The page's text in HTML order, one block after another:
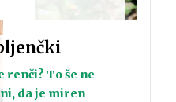
renči? To še ne
da je miren